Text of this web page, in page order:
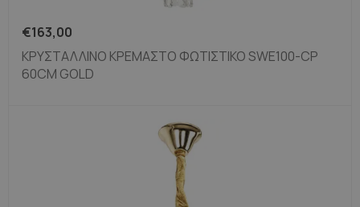
€163,00
ΚΡΥΣΤΆΛΛΙΝΟ ΚΡΕΜΑΣΤΌ ΦΩΤΙΣΤΙΚΌ SWE100-CP
60CM GOLD